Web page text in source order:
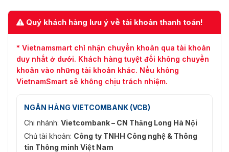
Quý khách hàng lưu ý về tài khoản thanh toán!
* Vietnamsmart chỉ nhận chuyển khoản qua tài khoản
duy nhất ở dưới. Khách hàng tuyệt đối không chuyển
khoản vào những tài khoản khác. Nếu không
VietnamSmart sẽ không chịu trách nhiệm.
NGÂN HÀNG VIETCOMBANK (VCB)
Chi nhánh: Vietcombank – CN Thăng Long Hà Nội
Chủ tài khoản: Công ty TNHH Công nghệ & Thông
tin Thông minh Việt Nam